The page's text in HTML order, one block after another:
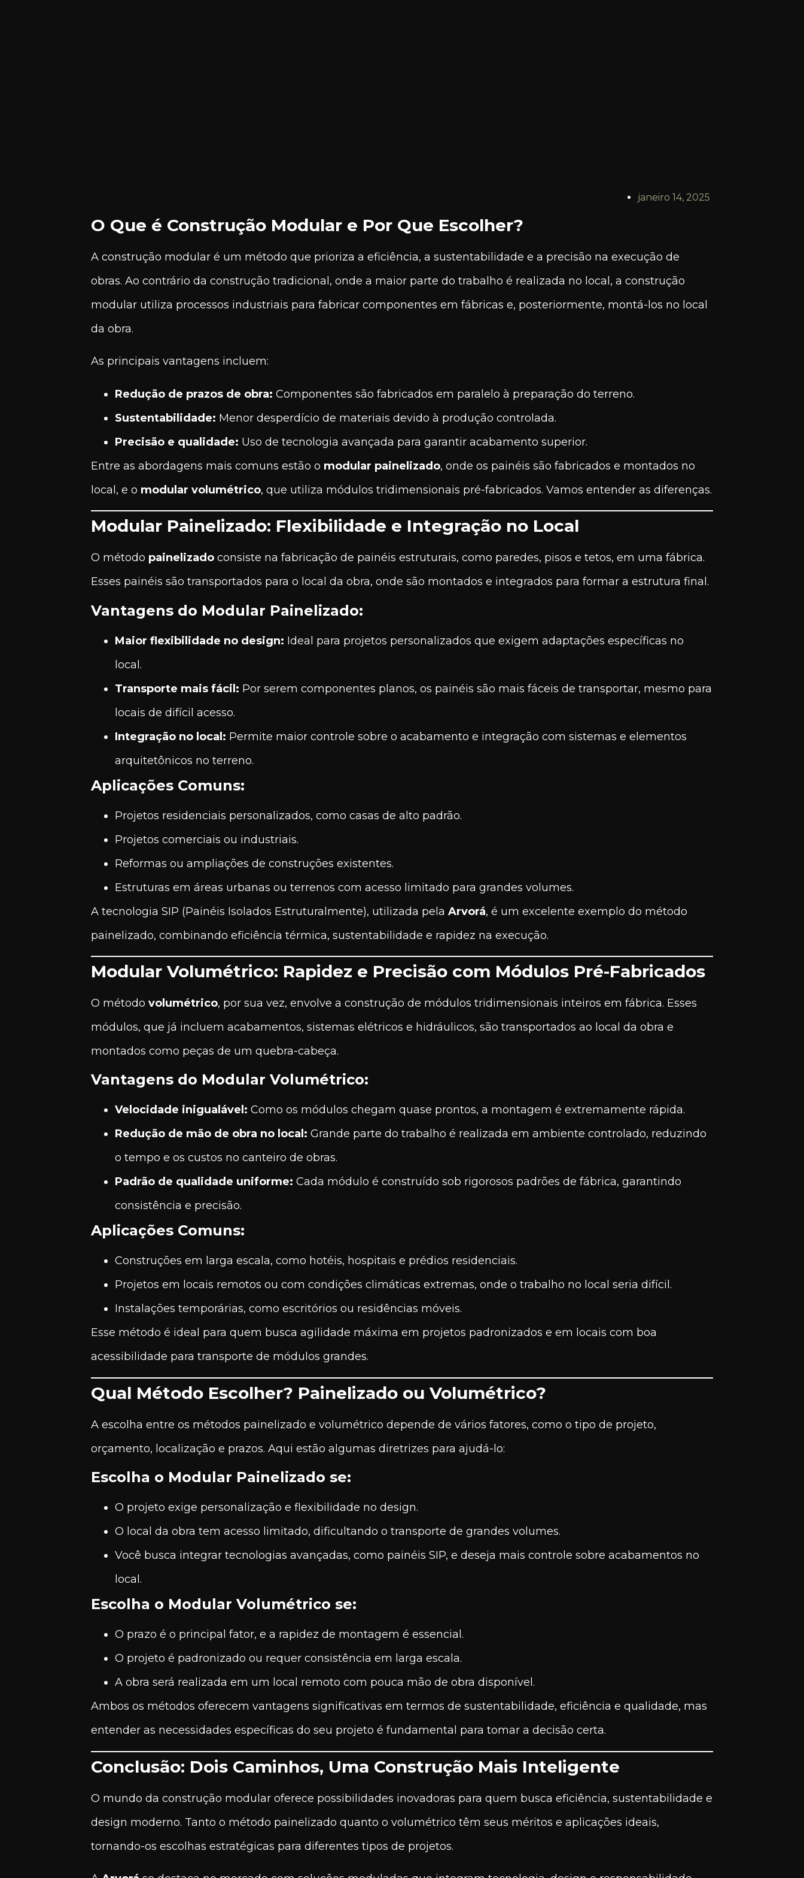
janeiro 14, 2025
O Que é Construção Modular e Por Que Escolher?
A construção modular é um método que prioriza a eficiência, a sustentabilidade e a precisão na execução de
obras. Ao contrário da construção tradicional, onde a maior parte do trabalho é realizada no local, a construção
modular utiliza processos industriais para fabricar componentes em fábricas e, posteriormente, montá-los no local
da obra.
As principais vantagens incluem:
Redução de prazos de obra: Componentes são fabricados em paralelo à preparação do terreno.
Sustentabilidade: Menor desperdício de materiais devido à produção controlada.
Precisão e qualidade: Uso de tecnologia avançada para garantir acabamento superior.
Entre as abordagens mais comuns estão o modular painelizado, onde os painéis são fabricados e montados no
local, e o modular volumétrico, que utiliza módulos tridimensionais pré-fabricados. Vamos entender as diferenças.
Modular Painelizado: Flexibilidade e Integração no Local
O método painelizado consiste na fabricação de painéis estruturais, como paredes, pisos e tetos, em uma fábrica.
Esses painéis são transportados para o local da obra, onde são montados e integrados para formar a estrutura final.
Vantagens do Modular Painelizado:
Maior flexibilidade no design: Ideal para projetos personalizados que exigem adaptações específicas no
local.
Transporte mais fácil: Por serem componentes planos, os painéis são mais fáceis de transportar, mesmo para
locais de difícil acesso.
Integração no local: Permite maior controle sobre o acabamento e integração com sistemas e elementos
arquitetônicos no terreno.
Aplicações Comuns:
Projetos residenciais personalizados, como casas de alto padrão.
Projetos comerciais ou industriais.
Reformas ou ampliações de construções existentes.
Estruturas em áreas urbanas ou terrenos com acesso limitado para grandes volumes.
A tecnologia SIP (Painéis Isolados Estruturalmente), utilizada pela Arvorá, é um excelente exemplo do método
painelizado, combinando eficiência térmica, sustentabilidade e rapidez na execução.
Modular Volumétrico: Rapidez e Precisão com Módulos Pré-Fabricados
O método volumétrico, por sua vez, envolve a construção de módulos tridimensionais inteiros em fábrica. Esses
módulos, que já incluem acabamentos, sistemas elétricos e hidráulicos, são transportados ao local da obra e
montados como peças de um quebra-cabeça.
Vantagens do Modular Volumétrico:
Velocidade inigualável: Como os módulos chegam quase prontos, a montagem é extremamente rápida.
Redução de mão de obra no local: Grande parte do trabalho é realizada em ambiente controlado, reduzindo
o tempo e os custos no canteiro de obras.
Padrão de qualidade uniforme: Cada módulo é construído sob rigorosos padrões de fábrica, garantindo
consistência e precisão.
Aplicações Comuns:
Construções em larga escala, como hotéis, hospitais e prédios residenciais.
Projetos em locais remotos ou com condições climáticas extremas, onde o trabalho no local seria difícil.
Instalações temporárias, como escritórios ou residências móveis.
Esse método é ideal para quem busca agilidade máxima em projetos padronizados e em locais com boa
acessibilidade para transporte de módulos grandes.
Qual Método Escolher? Painelizado ou Volumétrico?
A escolha entre os métodos painelizado e volumétrico depende de vários fatores, como o tipo de projeto,
orçamento, localização e prazos. Aqui estão algumas diretrizes para ajudá-lo:
Escolha o Modular Painelizado se:
O projeto exige personalização e flexibilidade no design.
O local da obra tem acesso limitado, dificultando o transporte de grandes volumes.
Você busca integrar tecnologias avançadas, como painéis SIP, e deseja mais controle sobre acabamentos no
local.
Escolha o Modular Volumétrico se:
O prazo é o principal fator, e a rapidez de montagem é essencial.
O projeto é padronizado ou requer consistência em larga escala.
A obra será realizada em um local remoto com pouca mão de obra disponível.
Ambos os métodos oferecem vantagens significativas em termos de sustentabilidade, eficiência e qualidade, mas
entender as necessidades específicas do seu projeto é fundamental para tomar a decisão certa.
Conclusão: Dois Caminhos, Uma Construção Mais Inteligente
O mundo da construção modular oferece possibilidades inovadoras para quem busca eficiência, sustentabilidade e
design moderno. Tanto o método painelizado quanto o volumétrico têm seus méritos e aplicações ideais,
tornando-os escolhas estratégicas para diferentes tipos de projetos.